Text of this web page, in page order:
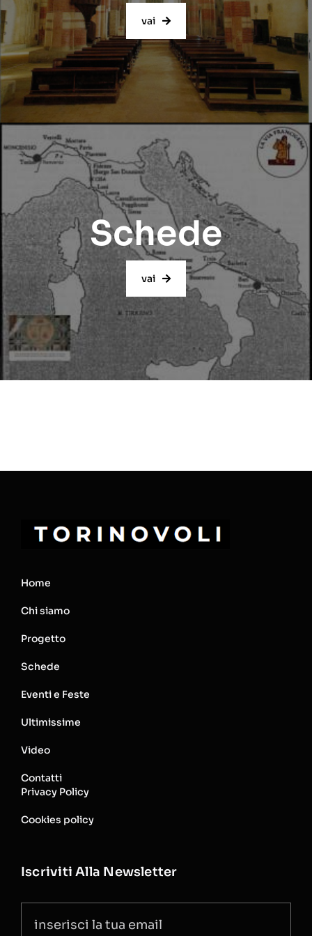
vai
Schede
vai
Home
Chi siamo
Progetto
Schede
Eventi e Feste
Ultimissime
Video
Contatti
Privacy Policy
Cookies policy
Iscriviti Alla Newsletter